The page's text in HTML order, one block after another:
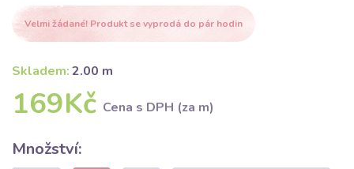
Velmi žádané! Produkt se vyprodá do pár hodin
Skladem:2.00 m
169Kč Cena s DPH (za m)
Množství: